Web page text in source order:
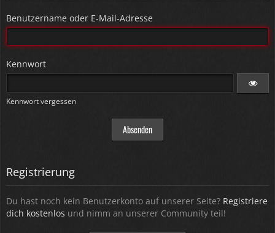
Benutzername oder E-Mail-Adresse
Kennwort
Kennwort vergessen
Registrierung
Du hast noch kein Benutzerkonto auf unserer Seite? Registriere
dich kostenlos und nimm an unserer Community teil!